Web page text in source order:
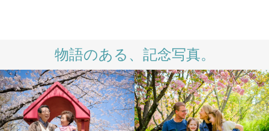
物語のある、記念写真。